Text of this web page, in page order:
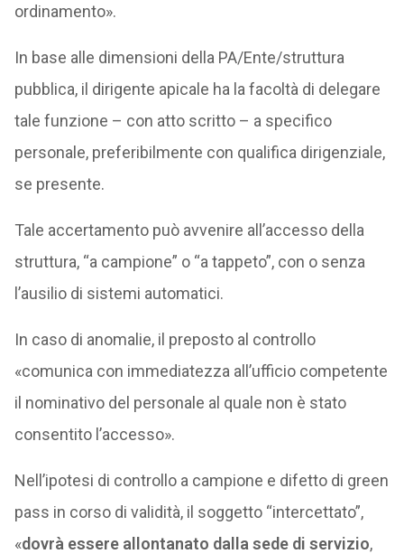
ordinamento».
In base alle dimensioni della PA/Ente/struttura
pubblica, il dirigente apicale ha la facoltà di delegare
tale funzione – con atto scritto – a specifico
personale, preferibilmente con qualifica dirigenziale,
se presente.
Tale accertamento può avvenire all’accesso della
struttura, “a campione” o “a tappeto”, con o senza
l’ausilio di sistemi automatici.
In caso di anomalie, il preposto al controllo
«comunica con immediatezza all’ufficio competente
il nominativo del personale al quale non è stato
consentito l’accesso».
Nell’ipotesi di controllo a campione e difetto di green
pass in corso di validità, il soggetto “intercettato”,
«dovrà essere allontanato dalla sede di servizio,